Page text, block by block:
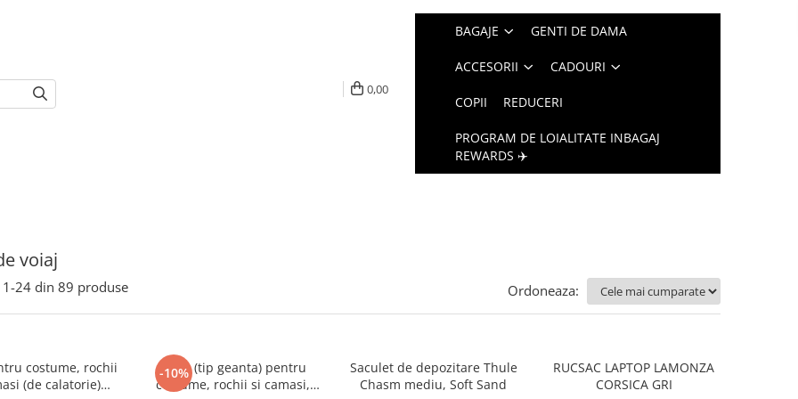
0,00
BAGAJE GENTI DE DAMA
ACCESORII CADOURI
COPII REDUCERI
PROGRAM DE LOIALITATE INBAGAJ
REWARDS ✈️
voiaj
1-24 din 89 produse Ordoneaza:
costume, rochii
(de calatorie)
-10%
Husa (tip geanta) pentru
costume, rochii si camasi,
Saculet de depozitare Thule
Chasm mediu, Soft Sand
RUCSAC LAPTOP LAMONZA
CORSICA GRI